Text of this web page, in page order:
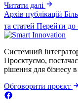
Читати далі
Архів публікацій
та статей Перейти до
Системний
Проєктуємо,
рішення для бізнесу в
Обговорити проєкт